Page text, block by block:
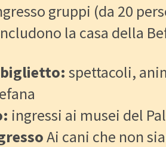
gruppi (da 20
la casa della
spettacoli,
ingressi ai musei del
Ai cani che non